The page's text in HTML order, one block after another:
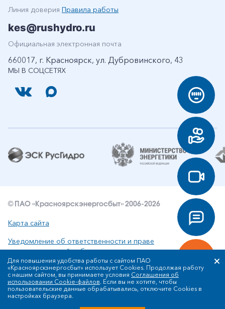
МЫ В СОЦСЕТЯХ
Линия доверия Правила работы
kes@rushydro.ru
Официальная электронная почта
660017, г. Красноярск, ул. Дубровинского, 43
© ПАО «Красноярскэнергосбыт» 2006-2026
Карта сайта
Уведомление об ответственности и праве
интеллектуальной собственности
Политика ПАО «Красноярскэнергосбыт» в отношении
обработки персональных данных
Для повышения удобства работы с сайтом ПАО
«Красноярскэнергосбыт» использует Cookies. Продолжая работу
с нашим сайтом, вы принимаете условия Соглашения об
использовании Cookie-файлов. Если вы не хотите, чтобы
пользовательские данные обрабатывались, отключите Cookies в
настройках браузера.